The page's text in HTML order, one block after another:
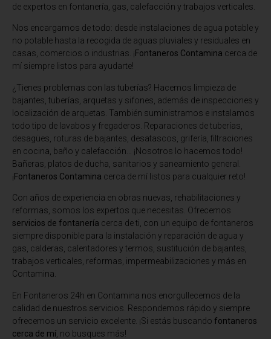
de expertos en fontanería, gas, calefacción y trabajos verticales.
Nos encargamos de todo: desde instalaciones de agua potable y
no potable hasta la recogida de aguas pluviales y residuales en
casas, comercios o industrias. ¡Fontaneros Contamina cerca de
mí siempre listos para ayudarte!
¿Tienes problemas con las tuberías? Hacemos limpieza de
bajantes, tuberías, arquetas y sifones, además de inspecciones y
localización de arquetas. También suministramos e instalamos
todo tipo de lavabos y fregaderos. Reparaciones de tuberías,
desagües, roturas de bajantes, desatascos, grifería, filtraciones
en cocina, baño y calefacción… ¡Nosotros lo hacemos todo!
Bañeras, platos de ducha, sanitarios y saneamiento general.
¡Fontaneros Contamina cerca de mí listos para cualquier reto!
Con años de experiencia en obras nuevas, rehabilitaciones y
reformas, somos los expertos que necesitas. Ofrecemos
servicios de fontanería cerca de ti, con un equipo de fontaneros
siempre disponible para la instalación y reparación de agua y
gas, calderas, calentadores y termos, sustitución de bajantes,
trabajos verticales, reformas, impermeabilizaciones y más en
Contamina.
En Fontaneros 24h en Contamina nos enorgullecemos de la
calidad de nuestros servicios. Respondemos rápido y siempre
ofrecemos un servicio excelente. ¡Si estás buscando fontaneros
cerca de mí , no busques más!